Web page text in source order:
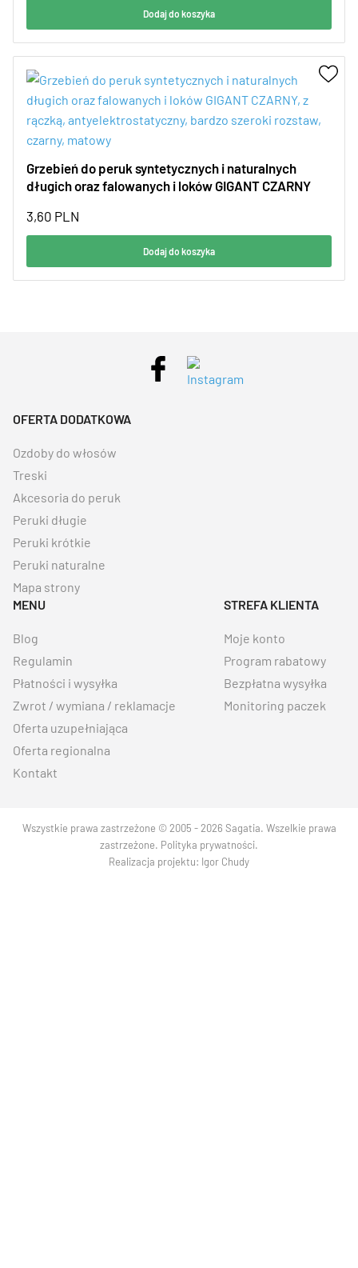
Dodaj do koszyka
Grzebień do peruk syntetycznych i naturalnych
długich oraz falowanych i loków GIGANT CZARNY
3,60 PLN
Dodaj do koszyka
OFERTA DODATKOWA
Ozdoby do włosów
Treski
Akcesoria do peruk
Peruki długie
Peruki krótkie
Peruki naturalne
Mapa strony
MENU
Blog
Regulamin
Płatności i wysyłka
Zwrot / wymiana / reklamacje
Oferta uzupełniająca
Oferta regionalna
Kontakt
STREFA KLIENTA
Moje konto
Program rabatowy
Bezpłatna wysyłka
Monitoring paczek
Wszystkie prawa zastrzeżone © 2005 - 2026 Sagatia. Wszelkie prawa
zastrzeżone. Polityka prywatności.
Realizacja projektu: Igor Chudy